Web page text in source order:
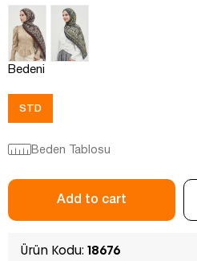
Bedeni
STD
Beden Tablosu
Ürün Kodu: 18676